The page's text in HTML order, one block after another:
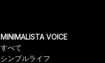
MINIMALISTA VOICE
すべて
シンプルライフ